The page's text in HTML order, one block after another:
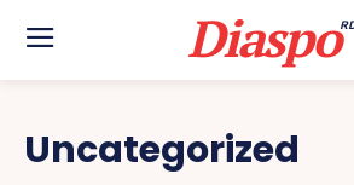
Diaspo
Uncategorized